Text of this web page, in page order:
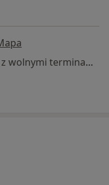
Brak dostępnych specjalistów z wolnymi terminami w tym centrum medycznym.